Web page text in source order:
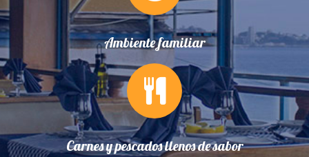
Ambiente familiar
Carnes y pescados llenos de sabor